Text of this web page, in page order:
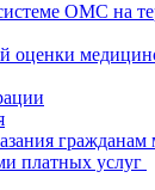
ОМС на
оценки
платных услуг